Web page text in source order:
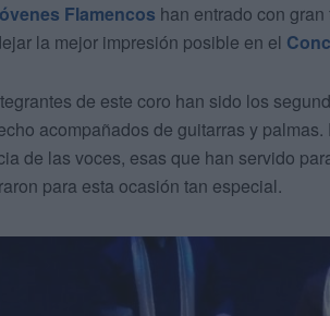
Flamencos han entrado con
la mejor impresión posible en el
de este coro han sido los
acompañados de guitarras y
de las voces, esas que han servido
para esta ocasión tan especial.